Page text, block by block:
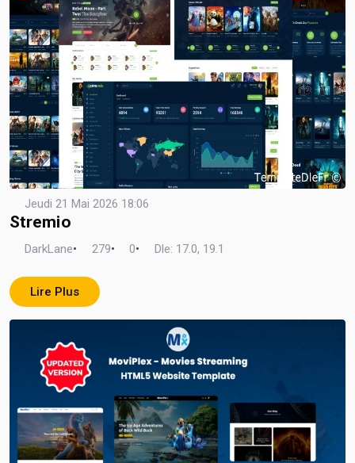
Jeudi 21 Mai 2026 18:06
Stremio
DarkLane• 279• 0• Dle: 17.0, 19.1
Lire Plus